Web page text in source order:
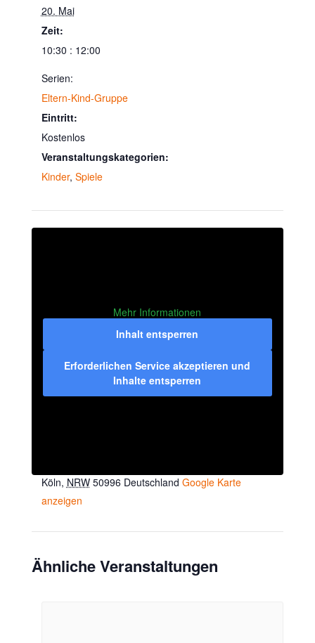
20. Mai
Zeit:
10:30 : 12:00
Serien:
Eltern-Kind-Gruppe
Eintritt:
Kostenlos
Veranstaltungskategorien:
Kinder, Spiele
Köln, NRW 50996 Deutschland Google Karte
anzeigen
Mehr Informationen
Inhalt entsperren
Erforderlichen Service akzeptieren und
Inhalte entsperren
Ähnliche Veranstaltungen